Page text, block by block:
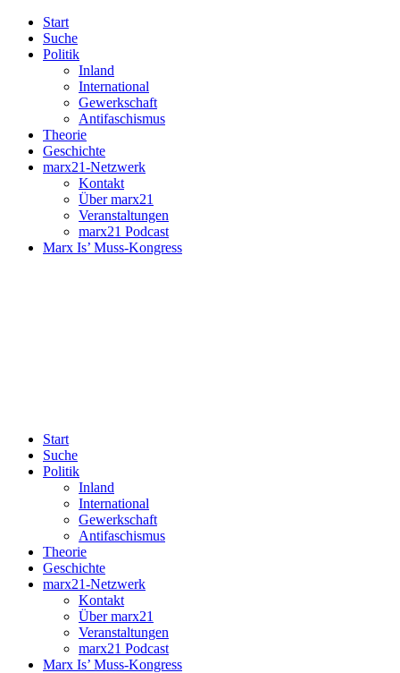
Start
Suche
Politik
Inland
International
Gewerkschaft
Antifaschismus
Theorie
Geschichte
marx21-Netzwerk
Kontakt
Über marx21
Veranstaltungen
marx21 Podcast
Marx Is’ Muss-Kongress
Start
Suche
Politik
Inland
International
Gewerkschaft
Antifaschismus
Theorie
Geschichte
marx21-Netzwerk
Kontakt
Über marx21
Veranstaltungen
marx21 Podcast
Marx Is’ Muss-Kongress